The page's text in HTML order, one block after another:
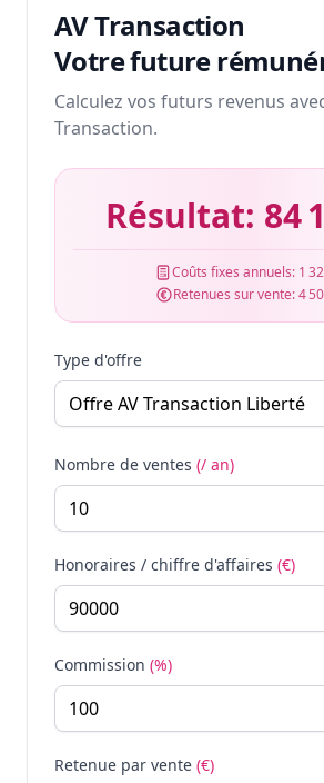
AV Transaction
Votre future
Calculez vos futurs revenus
Transaction.
Résultat: 84
Coûts fixes annuels: 1
Retenues sur vente:4
Type d'offre
Nombre de ventes (/ an)
Honoraires / chiffre d'affaires (€)
Commission (%)
Retenue par vente (€)